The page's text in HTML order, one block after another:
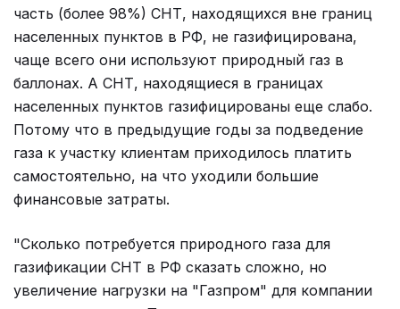
часть (более 98%) СНТ, находящихся вне границ
населенных пунктов в РФ, не газифицирована,
чаще всего они используют природный газ в
баллонах. А СНТ, находящиеся в границах
населенных пунктов газифицированы еще слабо.
Потому что в предыдущие годы за подведение
газа к участку клиентам приходилось платить
самостоятельно, на что уходили большие
финансовые затраты.
"Сколько потребуется природного газа для
газификации СНТ в РФ сказать сложно, но
увеличение нагрузки на "Газпром" для компании